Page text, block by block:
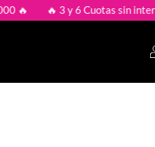
🔥 3 y 6 Cuotas sin interés y